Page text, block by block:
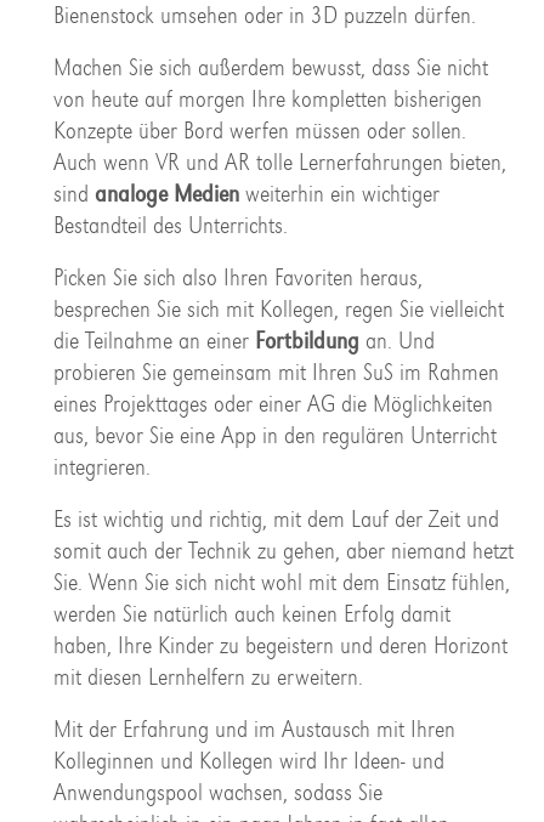
Bienenstock umsehen oder in 3D puzzeln dürfen.
Machen Sie sich außerdem bewusst, dass Sie nicht
von heute auf morgen Ihre kompletten bisherigen
Konzepte über Bord werfen müssen oder sollen.
Auch wenn VR und AR tolle Lernerfahrungen bieten,
sind analoge Medienweiterhin ein wichtiger
Bestandteil des Unterrichts.
Picken Sie sich also Ihren Favoriten heraus,
besprechen Sie sich mit Kollegen, regen Sie vielleicht
die Teilnahme an einer Fortbildung an. Und
probieren Sie gemeinsam mit Ihren SuS im Rahmen
eines Projekttages oder einer AG die Möglichkeiten
aus, bevor Sie eine App in den regulären Unterricht
integrieren.
Es ist wichtig und richtig, mit dem Lauf der Zeit und
somit auch der Technik zu gehen, aber niemand hetzt
Sie. Wenn Sie sich nicht wohl mit dem Einsatz fühlen,
werden Sie natürlich auch keinen Erfolg damit
haben, Ihre Kinder zu begeistern und deren Horizont
mit diesen Lernhelfern zu erweitern.
Mit der Erfahrung und im Austausch mit Ihren
Kolleginnen und Kollegen wird Ihr Ideen- und
Anwendungspool wachsen, sodass Sie